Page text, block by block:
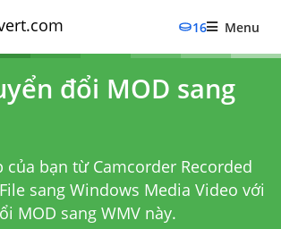
16 Menu
đổi MOD sang
của bạn từ Camcorder Recorded
sang Windows Media Video với
MOD sang WMVnày.